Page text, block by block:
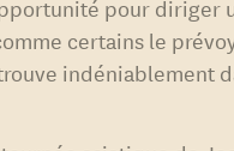
pour diriger
certains le
indéniablement